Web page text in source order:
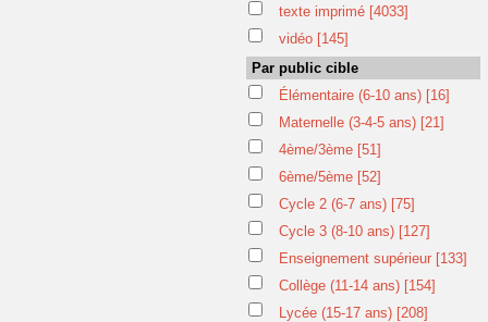
texte imprimé [4033]
vidéo [145]
Par public cible
Élémentaire (6-10 ans) [16]
Maternelle (3-4-5 ans) [21]
4ème/3ème [51]
6ème/5ème [52]
Cycle 2 (6-7 ans) [75]
Cycle 3 (8-10 ans) [127]
Enseignement supérieur [133]
Collège (11-14 ans) [154]
Lycée (15-17 ans) [208]